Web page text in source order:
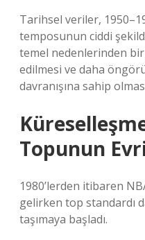
Tarihsel veriler,
temposunun ciddi
temel nedenlerinden
edilmesi ve daha
davranışına sahip
Topunun
1980’lerden itibaren
gelirken top standardı
taşımaya başladı.